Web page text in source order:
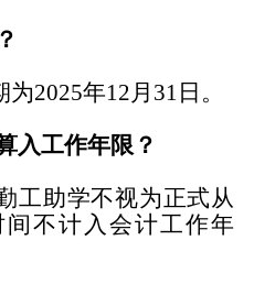
为2025年12月31日。
入工作年限？
工助学不视为正式从
不计入会计工作年